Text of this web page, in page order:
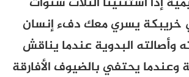
خريبكة يسري معك دفء إنسان
وأصالته البدوية عندما يناقش
وعندما يحتفي بالضيوف الأفارقة